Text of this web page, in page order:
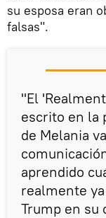
su esposa eran
falsas".
"El
escrito en la
de Melania
aprendido
realmente
Trump en su